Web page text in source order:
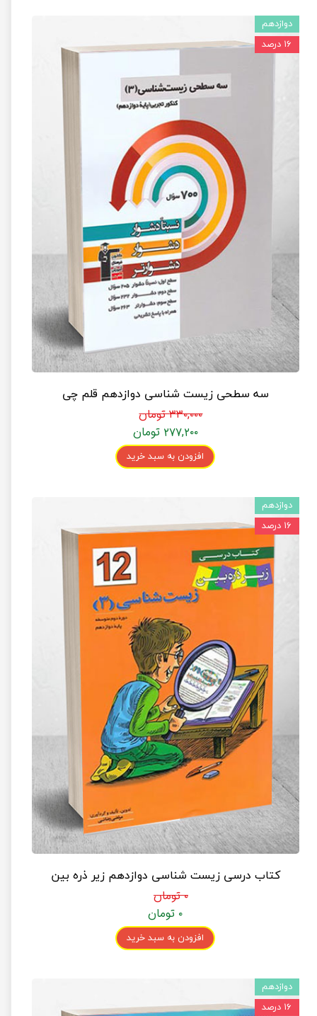
سه سطحی زیست شناسی دوازدهم قلم چی
۳۳۰,۰۰۰ تومان
۲۷۷,۲۰۰ تومان
افزودن به سبد خرید
دوازدهم
۱۶ درصد
کتاب درسی زیست شناسی دوازدهم زیر ذره بین
۰ تومان
۰ تومان
افزودن به سبد خرید
دوازدهم
۱۶ درصد
دوازدهم
۱۶ درصد